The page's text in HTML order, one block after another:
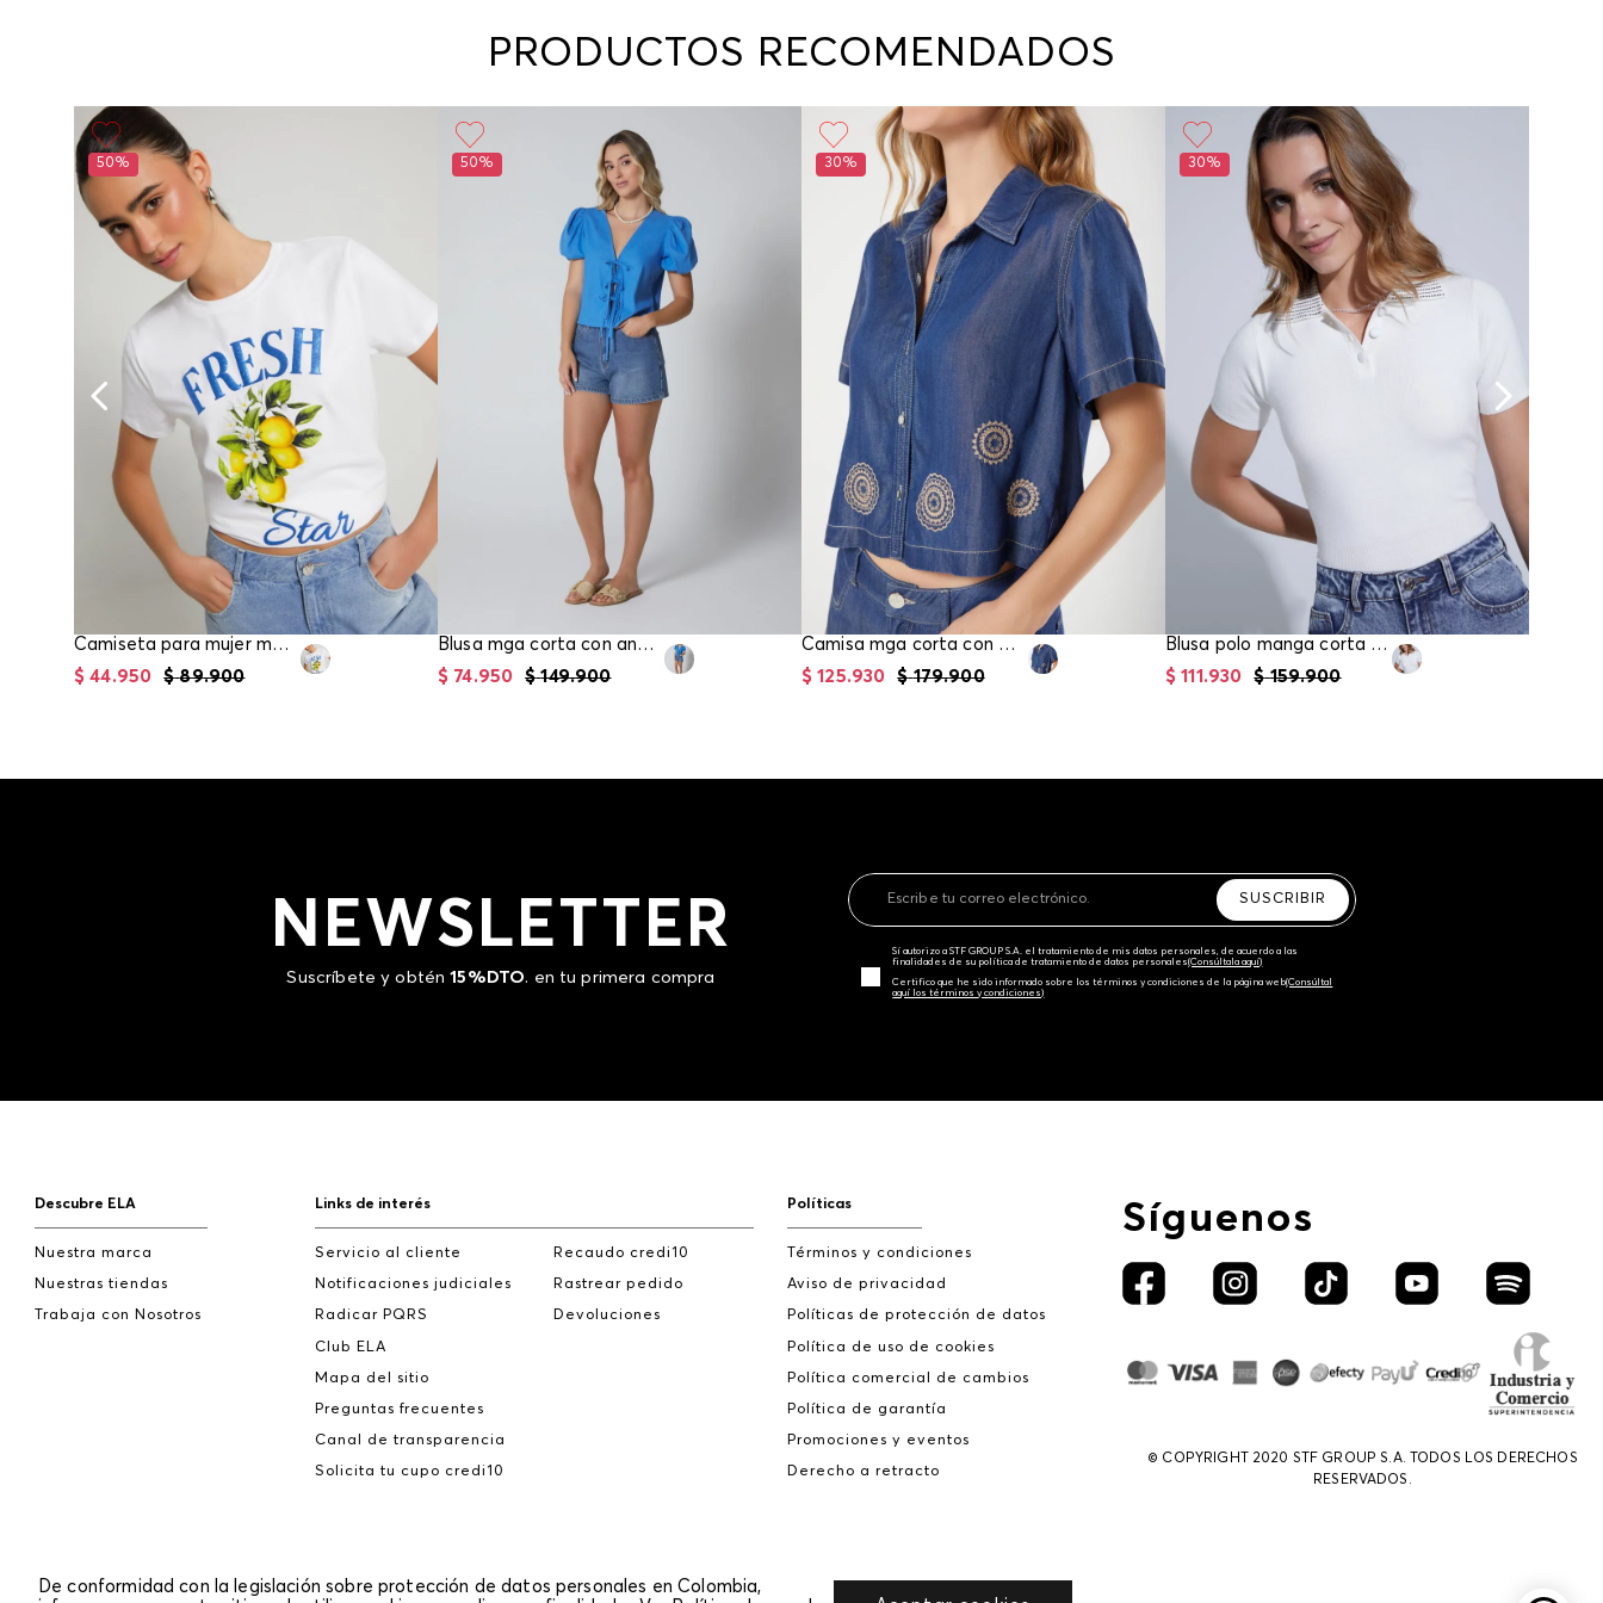
programará la recogida del producto en la dirección
PRODUCTOS RECOMENDADOS
50%
Camiseta para mujer manga corta
$ 89.900
$ 44.950
50%
Blusa mga corta con anudado en frente
$ 149.900
$ 74.950
30%
Camisa mga corta con bordado
$ 179.900
$ 125.930
30%
Blusa polo manga corta tejida para mujer
$ 159.900
$ 111 .930
NEWSLETTER
Suscríbete y obtén15%DTO. en tu primera compra
SUSCRIBIR
Sí autorizo a STF GROUP S.A. el tratamiento de mis datos personales, de acuerdo a las
finalidades de su política de tratamiento de datos personales‎(Consúltala aquí)
Certifico que he sido informado sobre los términos y condiciones de la página web‎(Consúltal
aquí los términos y condiciones)
Síguenos
© COPYRIGHT 2020 STF GROUP S.A. TODOS LOS DERECHOS
RESERVADOS.
Descubre ELA
Nuestra marca
Nuestras tiendas
Trabaja con Nosotros
Links de interés
Servicio al cliente
Notificaciones judiciales
Radicar PQRS
Club ELA
Mapa del sitio
Preguntas frecuentes
Canal de transparencia
Solicita tu cupo credi10
Recaudo credi10
Rastrear pedido
Devoluciones
Políticas
Términos y condiciones
Aviso de privacidad
Políticas de protección de datos
Política de uso de cookies
Política comercial de cambios
Política de garantía
Promociones y eventos
Derecho a retracto
De conformidad con la legislación sobre protección de datos personales en Colombia,